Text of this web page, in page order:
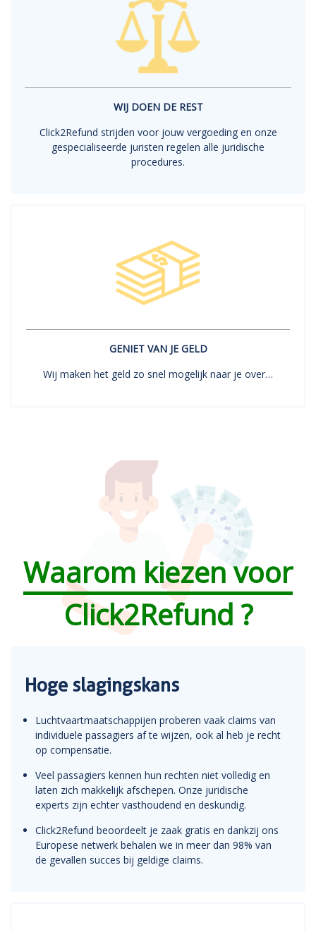
WIJ DOEN DE REST
Click2Refund strijden voor jouw vergoeding en onze
gespecialiseerde juristen regelen alle juridische
procedures.
GENIET VAN JE GELD
Wij maken het geld zo snel mogelijk naar je over…
Waarom kiezen voor
Click2Refund ?
Hoge slagingskans
Luchtvaartmaatschappijen proberen vaak claims van
individuele passagiers af te wijzen, ook al heb je recht
op compensatie.
Veel passagiers kennen hun rechten niet volledig en
laten zich makkelijk afschepen. Onze juridische
experts zijn echter vasthoudend en deskundig.
Click2Refund beoordeelt je zaak gratis en dankzij ons
Europese netwerk behalen we in meer dan 98% van
de gevallen succes bij geldige claims.